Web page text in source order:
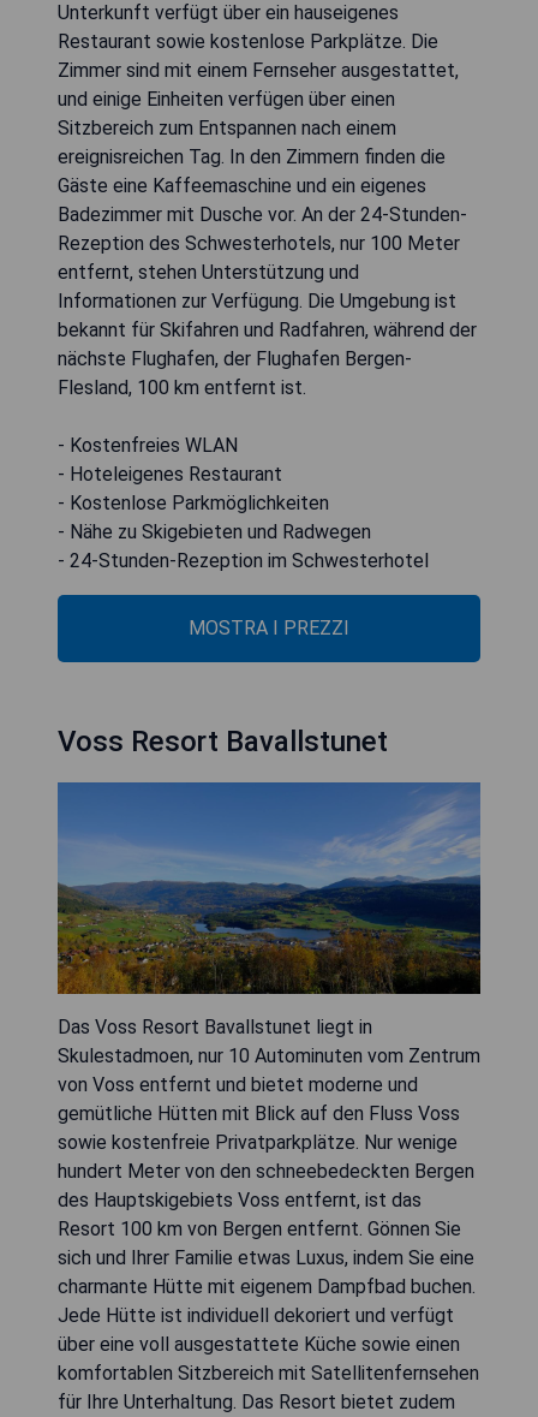
Unterkunft verfügt über ein hauseigenes
Restaurant sowie kostenlose Parkplätze. Die
Zimmer sind mit einem Fernseher ausgestattet,
und einige Einheiten verfügen über einen
Sitzbereich zum Entspannen nach einem
ereignisreichen Tag. In den Zimmern finden die
Gäste eine Kaffeemaschine und ein eigenes
Badezimmer mit Dusche vor. An der 24-Stunden-
Rezeption des Schwesterhotels, nur 100 Meter
entfernt, stehen Unterstützung und
Informationen zur Verfügung. Die Umgebung ist
bekannt für Skifahren und Radfahren, während der
nächste Flughafen, der Flughafen Bergen-
Flesland, 100 km entfernt ist.
- Kostenfreies WLAN
- Hoteleigenes Restaurant
- Kostenlose Parkmöglichkeiten
- Nähe zu Skigebieten und Radwegen
- 24-Stunden-Rezeption im Schwesterhotel
MOSTRA I PREZZI
Voss Resort Bavallstunet
Das Voss Resort Bavallstunet liegt in
Skulestadmoen, nur 10 Autominuten vom Zentrum
von Voss entfernt und bietet moderne und
gemütliche Hütten mit Blick auf den Fluss Voss
sowie kostenfreie Privatparkplätze. Nur wenige
hundert Meter von den schneebedeckten Bergen
des Hauptskigebiets Voss entfernt, ist das
Resort 100 km von Bergen entfernt. Gönnen Sie
sich und Ihrer Familie etwas Luxus, indem Sie eine
charmante Hütte mit eigenem Dampfbad buchen.
Jede Hütte ist individuell dekoriert und verfügt
über eine voll ausgestattete Küche sowie einen
komfortablen Sitzbereich mit Satellitenfernsehen
für Ihre Unterhaltung. Das Resort bietet zudem